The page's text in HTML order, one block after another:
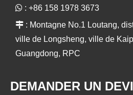
 : +86 158 1978 3673
 : Montagne No.1 Loutang,
ville de Longsheng, ville de
Guangdong, RPC
DEMANDER UN